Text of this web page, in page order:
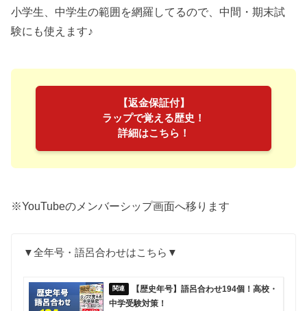
小学生、中学生の範囲を網羅してるので、中間・期末試
験にも使えます♪
【返金保証付】
ラップで覚える歴史！
詳細はこちら！
※YouTubeのメンバーシップ画面へ移ります
▼全年号・語呂合わせはこちら▼
【歴史年号】語呂合わせ194個！高校・
中学受験対策！